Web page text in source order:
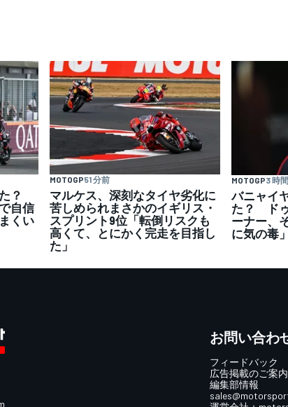
た？
自信
くい
MOTOGP51 分前
マルケス、深刻なタイヤ劣化に
苦しめられまさかのイギリス・
スプリント9位「転倒リスクも
高くて、とにかく完走を目指し
た」
MOTOGP3 時
バニャイ
た？ ド
ーナー、
に気の毒」
お問い合わ
フィードバック
広告掲載のご案内
編集部情報